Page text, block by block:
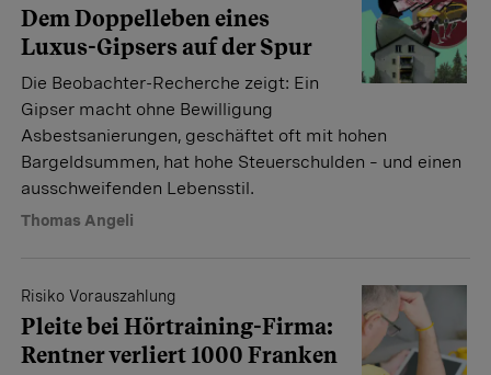
Dem Doppelleben eines
Luxus-Gipsers auf der Spur
Die Beobachter-Recherche zeigt: Ein
Gipser macht ohne Bewilligung
Asbestsanierungen, geschäftet oft mit hohen
Bargeldsummen, hat hohe Steuerschulden – und einen
ausschweifenden Lebensstil.
Thomas Angeli
Risiko Vorauszahlung
Pleite bei Hörtraining-Firma:
Rentner verliert 1000 Franken